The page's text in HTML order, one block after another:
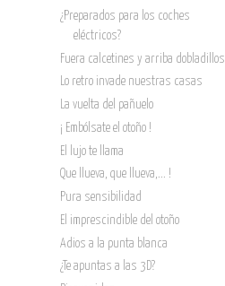
¿Preparados para los coches
eléctricos?
Fuera calcetines y arriba dobladillos
Lo retro invade nuestras casas
La vuelta del pañuelo
¡ Embólsate el otoño !
El lujo te llama
Que llueva, que llueva,... !
Pura sensibilidad
El imprescindible del otoño
Adios a la punta blanca
¿Te apuntas a las 3D?